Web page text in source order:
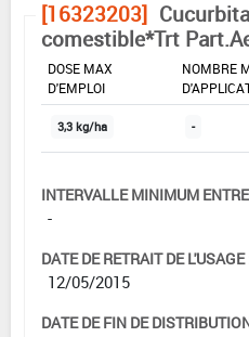
[16323203]
comestible*Trt
DOSE MAX
D'EMPLOI
NOMBRE
3,3 kg/ha -
INTERVALLE MINIMUM
-
DATE DE RETRAIT DE L'USAGE
12/05/2015
DATE DE FIN DE